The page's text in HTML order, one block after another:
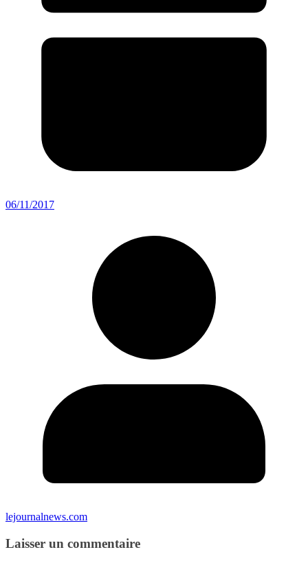
06/11/2017
lejournalnews.com
Laisser un commentaire